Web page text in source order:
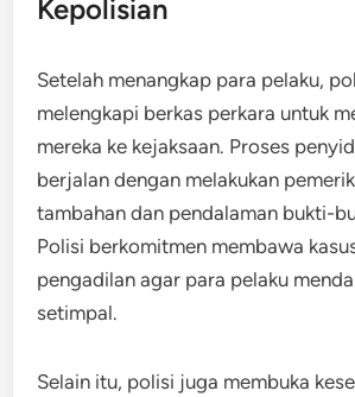
Kepolisian
Setelah menangkap para pelaku,
melengkapi berkas perkara untuk
mereka ke kejaksaan. Proses
berjalan dengan melakukan
tambahan dan pendalaman bukti-
Polisi berkomitmen membawa
pengadilan agar para pelaku
setimpal.
Selain itu, polisi juga membuka